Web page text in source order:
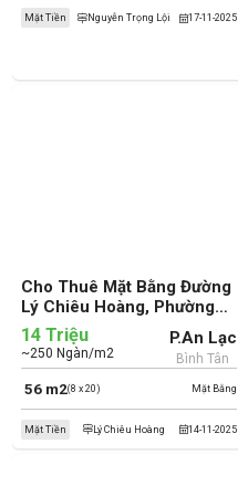
17-11-2025
Mặt Tiền Nguyễn Trọng Lội
Cho Thuê Mặt Bằng Đường
Lý Chiêu Hoàng, Phường
An Lạc, Quận Bình Tân (cũ)
Mặt Bằng
56 m2(8 x 20)
14 Triệu
~250 Ngàn/m2
P.An Lạc
Bình Tân
14-11-2025
Mặt Tiền Lý Chiêu Hoàng